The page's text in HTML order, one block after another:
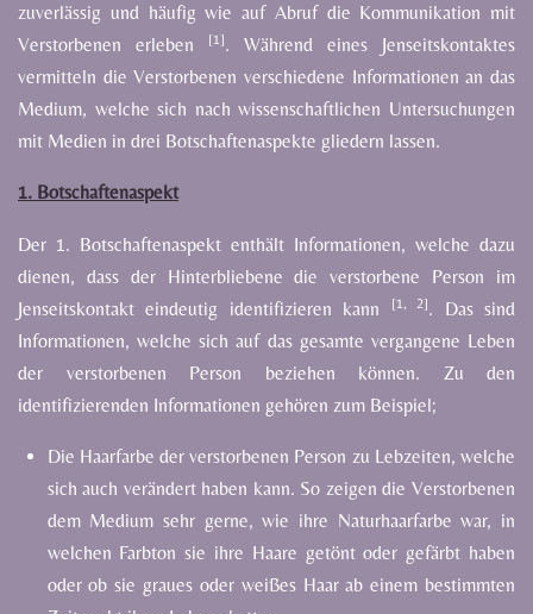
zuverlässig und häufig wie auf Abruf die Kommunikation mit
Verstorbenen
erleben [1]. Während eines
Jenseitskontaktes
vermitteln die Verstorbenen verschiedene Informationen an das
Medium, welche sich nach wissenschaftlichen Untersuchungen
mit Medien in drei Botschaftenaspekte gliedern lassen.
1. Botschaftenaspekt
Der 1. Botschaftenaspekt enthält Informationen, welche dazu
dienen, dass der Hinterbliebene die verstorbene Person
im
Jenseitskontakt eindeutig identifizieren kann [1, 2]. Das sind
Informationen, welche sich auf das gesamte vergangene Leben
der
verstorbenen Person beziehen können. Zu
den
identifizierenden Informationen gehören zum Beispiel;
Die Haarfarbe der verstorbenen Person zu Lebzeiten, welche
sich auch verändert haben kann. So zeigendie Verstorbenen
dem Medium sehr gerne, wie ihre Naturhaarfarbe war, in
welchen Farbton sie ihre Haare getönt oder gefärbt haben
oder ob sie graues oder weißes Haar ab einem bestimmten